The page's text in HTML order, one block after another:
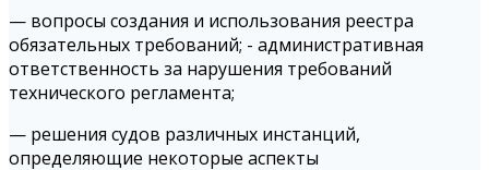
— вопросы создания и использования реестра
обязательных требований; - административная
ответственность за нарушения требований
технического регламента;
— решения судов различных инстанций,
определяющие некоторые аспекты